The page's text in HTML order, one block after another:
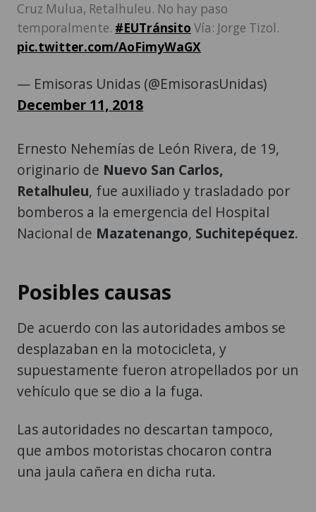
Cruz Mulua, Retalhuleu. No hay paso
temporalmente. #EUTránsito Vía: Jorge Tizol.
pic.twitter.com/AoFimyWaGX
— Emisoras Unidas (@EmisorasUnidas)
December 11, 2018
Ernesto Nehemías de León Rivera, de 19,
originario de Nuevo San Carlos,
Retalhuleu, fue auxiliado y trasladado por
bomberos a la emergencia del Hospital
Nacional de Mazatenango, Suchitepéquez.
Posibles causas
De acuerdo con las autoridades ambos se
desplazaban en la motocicleta, y
supuestamente fueron atropellados por un
vehículo que se dio a la fuga.
Las autoridades no descartan tampoco,
que ambos motoristas chocaron contra
una jaula cañera en dicha ruta.